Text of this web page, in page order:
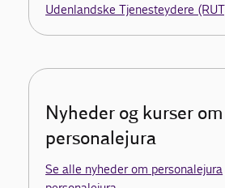
Udenlandske Tjenesteydere
Nyheder og kurser om
personalejura
Se alle nyheder om personalejura